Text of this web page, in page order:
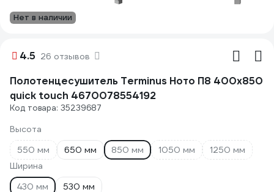
Нет в наличии
4.5 26 отзывов
Полотенцесушитель Terminus Ното П8 400x850
quick touch 4670078554192
Код товара: 35239687
Высота
550 мм
650 мм 850 мм 1050 мм
1250 мм
Ширина
430 мм
530 мм